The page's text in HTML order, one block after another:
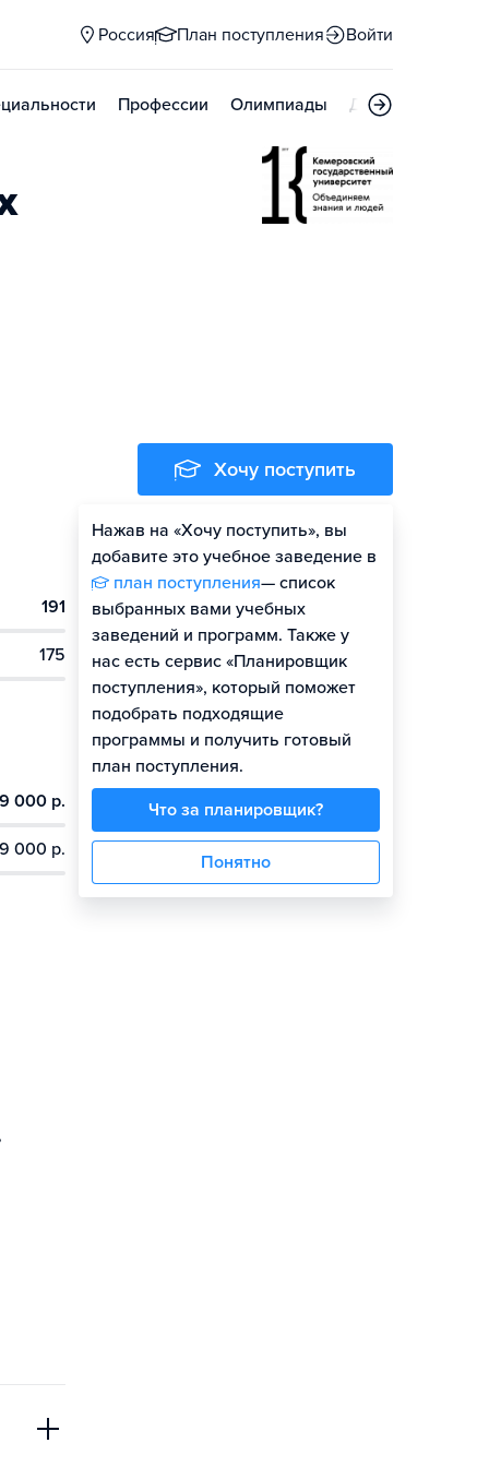
Россия План поступления Войти
Профессии Олимпиады Дни открытых
191
175
000 р.
000 р.
Хочу поступить
Нажав на «Хочу поступить», вы
добавите это учебное заведение в
план поступления— список
выбранных вами учебных
заведений и программ. Также у
нас есть сервис «Планировщик
поступления», который поможет
подобрать подходящие
программы и получить готовый
план поступления.
Что за планировщик?
Понятно
Оценить шансы